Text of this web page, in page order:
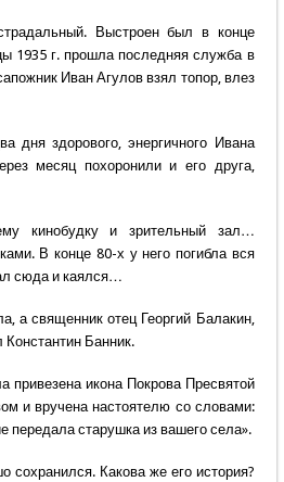
Выстроен был в конце
1935 г. прошла последняя служба в
Иван Агулов взял топор, влез
дня здорового, энергичного Ивана
месяц похоронили и его друга,
кинобудку и зрительный зал…
В конце 80-х у него погибла вся
сюда и каялся…
а священник отец Георгий Балакин,
Банник.
икона Покрова Пресвятой
и вручена настоятелю со словами:
передала старушка из вашего села».
Какова же его история?